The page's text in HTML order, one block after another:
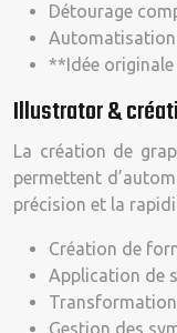
Détourage
Automatisation
**Idée
Illustrator &
La création de
permettent
précision et la
Création de
Application de
Transformation
Gestion des